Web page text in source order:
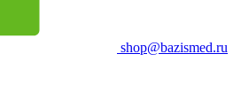
shop@bazismed.ru